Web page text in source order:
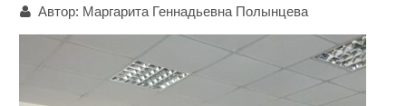
Автор: Маргарита Геннадьевна Полынцева